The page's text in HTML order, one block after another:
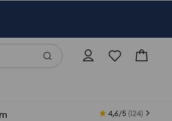
4,6/5 (124)